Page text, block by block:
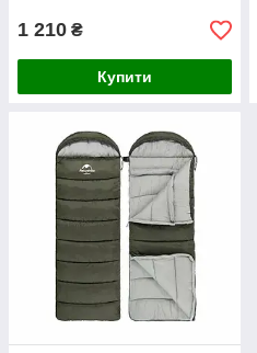
1 210 ₴
Купити